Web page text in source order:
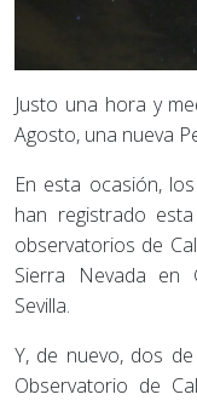
Justo una hora y
Agosto, una nueva
En esta ocasión,
han registrado
observatorios de
Sierra Nevada en
Sevilla.
Y, de nuevo, dos
Observatorio de